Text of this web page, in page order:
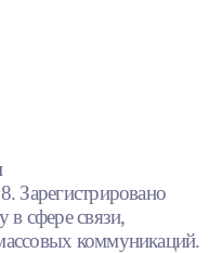
в сфере связи,
коммуникаций.